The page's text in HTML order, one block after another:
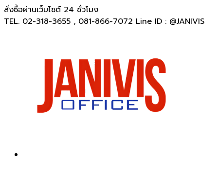
สั่งซื้อผ่านเว็บไซต์ 24 ชั่วโมง
TEL. 02-318-3655 , 081-866-7072 Line ID : @JANIVIS